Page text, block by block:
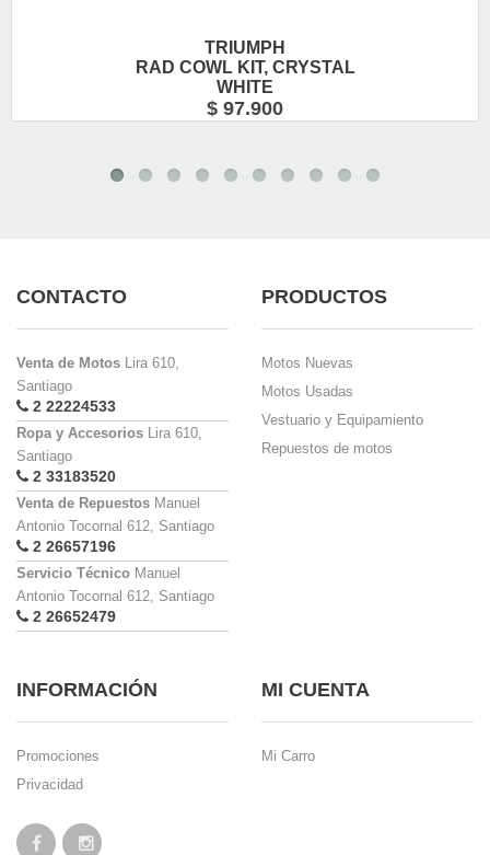
TRIUMPH
RAD COWL KIT, CRYSTAL
WHITE
$ 97.900
CONTACTO
Venta de Motos Lira 610,
Santiago
2 22224533
Ropa y Accesorios Lira 610,
Santiago
2 33183520
Venta de Repuestos Manuel
Antonio Tocornal 612, Santiago
2 26657196
Servicio Técnico Manuel
Antonio Tocornal 612, Santiago
2 26652479
PRODUCTOS
Motos Nuevas
Motos Usadas
Vestuario y Equipamiento
Repuestos de motos
INFORMACIÓN
Promociones
Privacidad
MI CUENTA
Mi Carro